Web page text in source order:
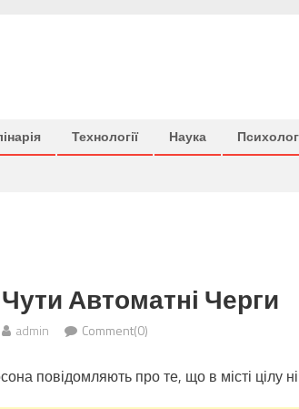
Технології Наука
Автоматні Черги
admin Comment(0)
повідомляють про те, що в місті цілу